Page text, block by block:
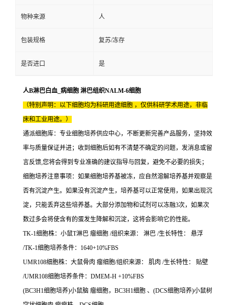
物种来源 人
包装规格 复苏/冻存
是否进口 是
人B淋巴白血_病细胞 淋巴组织NALM-6细胞
（特别声明：以下细胞均为科研用途细胞 ，仅供科研学术用途，非临
床和工业用途。）
通派细胞库：专业细胞培养供应中心，不断更新完善产品服务，坚持效
率与质量保证并进；收到细胞后如有不清楚不确定的问题，发消息或留
言反馈,您将会得到专业准确的建议指导与回复，避免不必要的损失；
细胞培养注意事项：如果细胞培养基被冻，应自然溶解培养基并观察是
否有沉淀产生。如果没有沉淀产生，培养基可以正常使用，如果出现沉
淀，只能丢弃这些培养基。大部分添加物和试剂可以冻融3次，如果次
数过多会将使含有的蛋发生降解和沉淀，这将会影响它的性能。
TK-1细胞株：小鼠T淋巴 瘤细胞 /组织来源： 淋巴 /生长特性： 悬浮
/TK-1细胞培养条件：1640+10%FBS
UMR108细胞株：大鼠骨肉 瘤细胞/组织来源： 肌肉 /生长特性： 贴壁
/UMR108细胞培养条件：DMEM-H +10%FBS
(BC3H1细胞培养)小鼠脑 瘤细胞，BC3H1细胞 、(DCS细胞培养)小鼠树